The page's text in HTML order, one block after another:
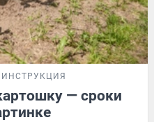
ИНСТРУКЦИЯ
— сроки